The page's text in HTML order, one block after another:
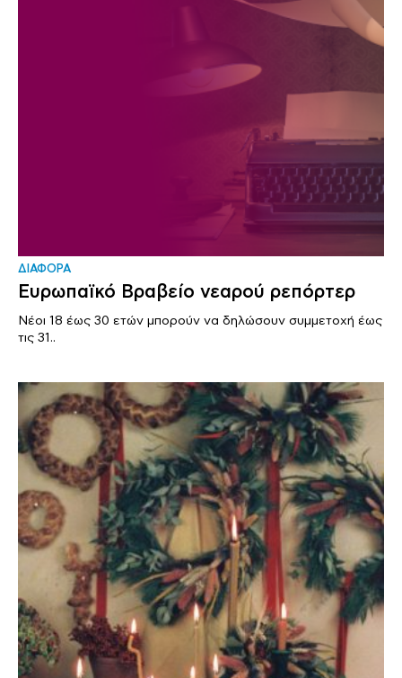
ΔΙΑΦΟΡΑ
Ευρωπαϊκό Βραβείο νεαρού ρεπόρτερ
Νέοι 18 έως 30 ετών μπορούν να δηλώσουν συμμετοχή έως
τις 31..